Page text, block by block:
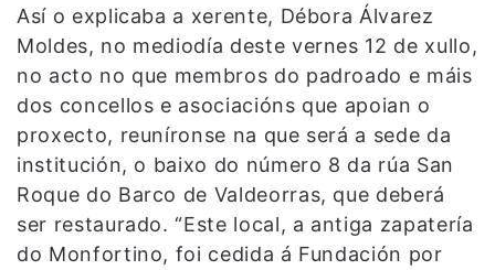
Así o explicaba a xerente, Débora Álvarez
Moldes, no mediodía deste vernes 12 de xullo,
no acto no que membros do padroado e máis
dos concellos e asociacións que apoian o
proxecto, reuníronse na que será a sede da
institución, o baixo do número 8 da rúa San
Roque do Barco de Valdeorras, que deberá
ser restaurado. “Este local, a antiga zapatería
do Monfortino, foi cedida á Fundación por